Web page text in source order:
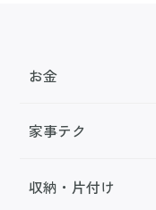
お金
家事テク
収納・片付け